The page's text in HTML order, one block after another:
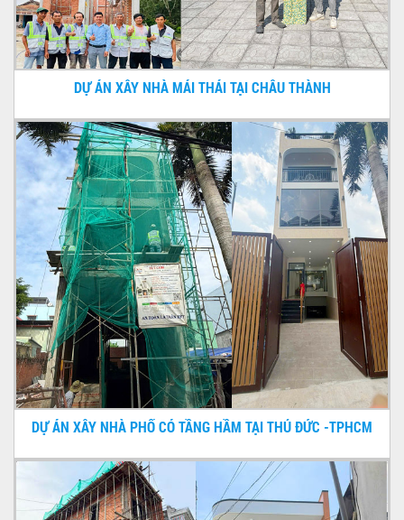
DỰ ÁN XÂY NHÀ MÁI THÁI TẠI CHÂU THÀNH
DỰ ÁN XÂY NHÀ PHỐ CÓ TẦNG HẦM TẠI THỦ ĐỨC -TPHCM